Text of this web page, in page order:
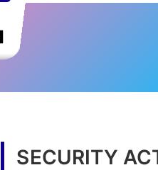
SECURITY